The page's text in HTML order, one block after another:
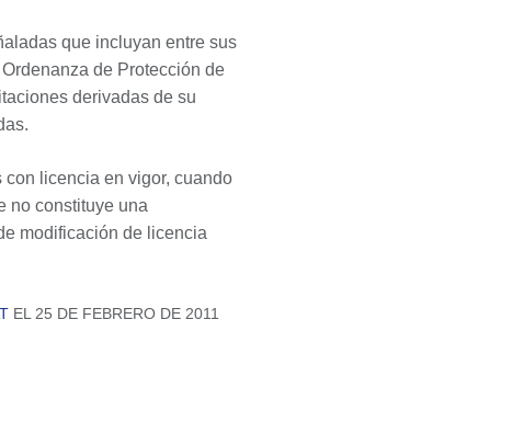
que incluyan entre sus
de Protección de
derivadas de su
licencia en vigor, cuando
no constituye una
modificación de licencia
EL 25 DE FEBRERO DE 2011